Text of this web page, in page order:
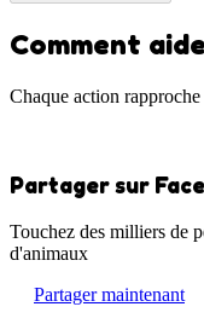
Comment
Chaque action
Partager sur
Touchez des milliers de
d'animaux
Partager maintenant